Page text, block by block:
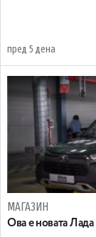
пред 5 дена
МАГАЗИН
Ова е новата